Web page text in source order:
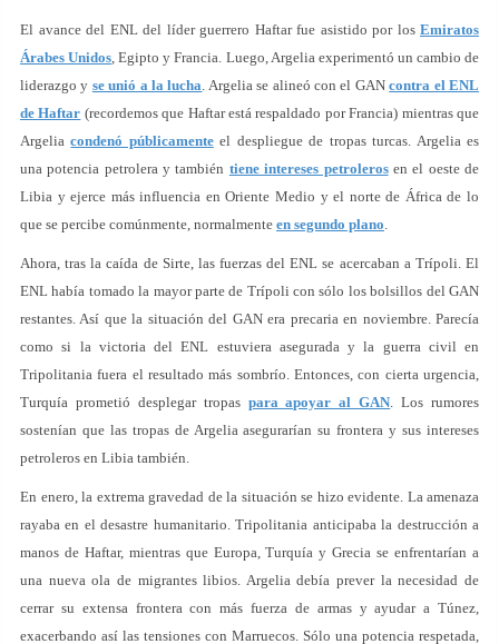
El avance del ENL del líder guerrero Haftar fue asistido por los Emiratos
Árabes Unidos, Egipto y Francia. Luego, Argelia experimentó un cambio de
liderazgo y se unió a la lucha. Argelia se alineó con el GANcontra el ENL
de Haftar (recordemos que Haftar está respaldado por Francia) mientras que
Argeliacondenó públicamenteel despliegue de tropas turcas. Argelia es
una potencia petrolera y también tiene intereses petrolerosen el oeste de
Libia y ejerce más influencia en Oriente Medio y el norte de África de lo
que se percibe comúnmente, normalmente en segundo plano.
Ahora, tras la caída de Sirte, las fuerzas del ENL se acercaban a Trípoli. El
ENL había tomado la mayor parte de Trípoli con sólo los bolsillos del GAN
restantes. Así que la situación del GAN era precaria en noviembre. Parecía
como si la victoria del ENL estuviera asegurada y la guerra civil en
Tripolitania fuera el resultado más sombrío. Entonces, con cierta urgencia,
Turquía prometió desplegar tropas para apoyar al GAN. Los rumores
sostenían que las tropas de Argelia asegurarían su frontera y sus intereses
petroleros en Libia también.
En enero, la extrema gravedad de la situación se hizo evidente. La amenaza
rayaba en el desastre humanitario. Tripolitania anticipaba la destrucción a
manos de Haftar, mientras que Europa, Turquía y Grecia se enfrentarían a
una nueva ola de migrantes libios. Argelia debía prever la necesidad de
cerrar su extensa frontera con más fuerza de armas y ayudar a Túnez,
exacerbando así las tensiones con Marruecos. Sólo una potencia respetada,